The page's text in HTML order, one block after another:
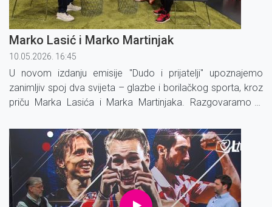
Marko Lasić i Marko Martinjak
10.05.2026. 16:45
U novom izdanju emisije ''Dudo i prijatelji'' upoznajemo
zanimljiv spoj dva svijeta – glazbe i borilačkog sporta, kroz
priču Marka Lasića i Marka Martinjaka. Razgovaramo o
slični život na pozornici i u ringu.